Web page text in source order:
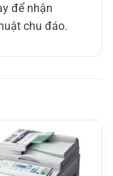
để nhận
chu đáo.